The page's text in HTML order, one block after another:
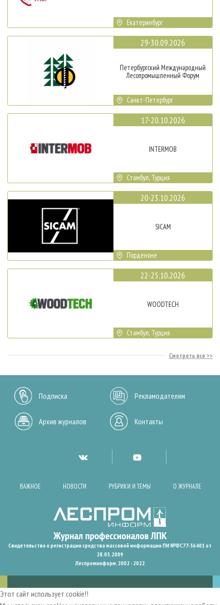
Екатеринбург
29-30.09.2026
Петербургский Международный
Лесопромышленный Форум
Санкт-Петербург
17-20.10.2026
INTERMOB
Стамбул, Турция
20-23.10.2026
SICAM
Порденоне
22-25.10.2026
WOODTECH
Стамбул, Турция
Смотреть все
Подписка Рекламодателям
Архив журналов Контакты
ВАЖНОЕ НОВОСТИ РУБРИКИ И ТЕМЫ О ЖУРНАЛЕ
Свидетельство о регистрации средства массовой информации ПИ №ФС77-36401 от
28.05.2009
Леспроминформ. 2002 - 2022
Этот сайт использует cookie!!